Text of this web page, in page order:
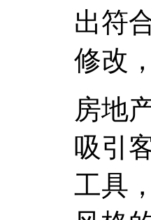
出符
修改
房地
吸引
工具